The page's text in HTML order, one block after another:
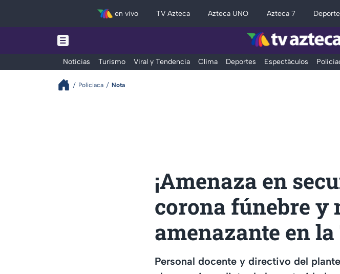
en vivo TV Azteca Azteca UNO Azteca 7
Noticias Turismo Viral y Tendencia Clima Deportes Espectáculos
Policiaca Nota
¡Amenaza en
corona fúnebre y
amenazante en
Personal docente y directivo del